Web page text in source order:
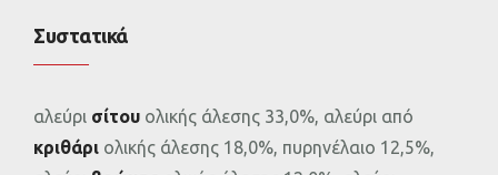
Συστατικά
αλεύρι σίτου ολικής άλεσης 33,0%, αλεύρι από
κριθάρι ολικής άλεσης 18,0%, πυρηνέλαιο 12,5%,